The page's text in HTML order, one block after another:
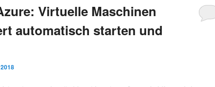
Virtuelle Maschinen
automatisch starten und